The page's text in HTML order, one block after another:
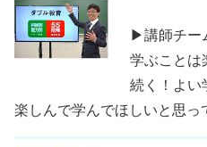
▶講師チー
学ぶこと
続く！よい
楽しんで学んでほしいと思っ